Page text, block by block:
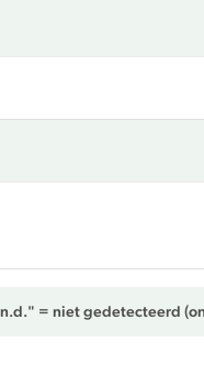
= niet gedetecteerd